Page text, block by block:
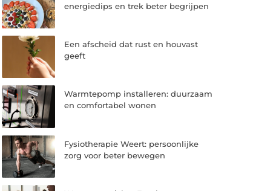
energiedips en trek beter begrijpen
Een afscheid dat rust en houvast
geeft
Warmtepomp installeren: duurzaam
en comfortabel wonen
Fysiotherapie Weert: persoonlijke
zorg voor beter bewegen